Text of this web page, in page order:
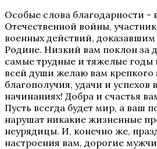
Особые слова благодарности -
Отечественной войны,
военных действий,
Родине. Низкий вам поклон за
самые трудные и тяжелые
всей души желаю вам крепкого
благополучия, удачи и успехов
начинаниях! Добра и счастья
Пусть всегда будет мир, а ваш
нарушат никакие жизненные
неурядицы. И, конечно же,
настроения вам, дорогие